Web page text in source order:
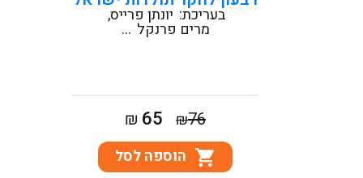
בעריכת: יונתן פרייס
מרים פרנקל...
₪76
המחיר
המקורי
היה:
₪65
המחיר
הנוכחי
הוא:
הוספה לסל